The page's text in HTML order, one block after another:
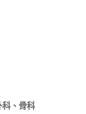
科、骨科